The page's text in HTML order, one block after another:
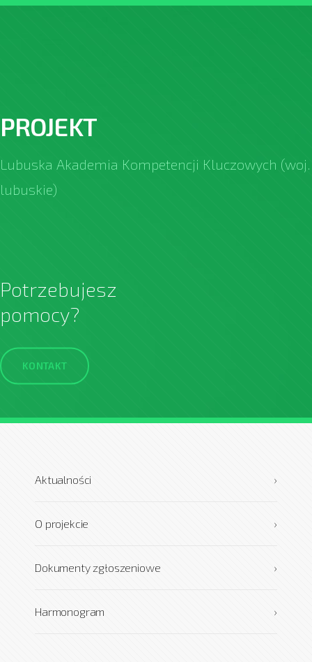
PROJEKT
Lubuska Akademia Kompetencji Kluczowych (woj.
lubuskie)
Potrzebujesz
pomocy?
KONTAKT
›
Aktualności
›
O projekcie
›
Dokumenty zgłoszeniowe
›
Harmonogram